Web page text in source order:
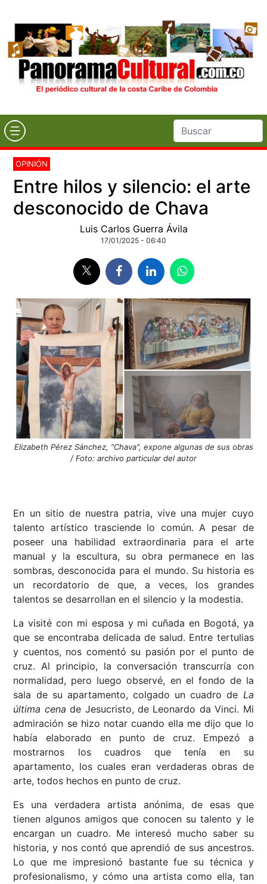
OPINIÓN
Entre hilos y silencio: el arte
desconocido de Chava
Luis Carlos Guerra Ávila
17/01/2025 - 06:40
Elizabeth Pérez Sánchez, "Chava", expone algunas de sus obras
/ Foto: archivo particular del autor
En un sitio de nuestra patria, vive una mujer cuyo
talento artístico trasciende lo común. A pesar de
poseer una habilidad extraordinaria para el arte
manual y la escultura, su obra permanece en las
sombras, desconocida para el mundo. Su historia es
un recordatorio de que, a veces, los grandes
talentos se desarrollan en el silencio y la modestia.
La visité con mi esposa y mi cuñada en Bogotá, ya
que se encontraba delicada de salud. Entre tertulias
y cuentos, nos comentó su pasión por el punto de
cruz. Al principio, la conversación transcurría con
normalidad, pero luego observé, en el fondo de la
sala de su apartamento, colgado un cuadro de La
última cena de Jesucristo, de Leonardo da Vinci. Mi
admiración se hizo notar cuando ella me dijo que lo
había elaborado en punto de cruz. Empezó a
mostrarnos los cuadros que tenía en su
apartamento, los cuales eran verdaderas obras de
arte, todos hechos en punto de cruz.
Es una verdadera artista anónima, de esas que
tienen algunos amigos que conocen su talento y le
encargan un cuadro. Me interesó mucho saber su
historia, y nos contó que aprendió de sus ancestros.
Lo que me impresionó bastante fue su técnica y
profesionalismo, y cómo una artista como ella, tan